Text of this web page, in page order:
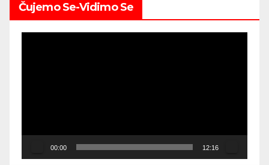
Čujemo Se-Vidimo Se
00:00 12:16